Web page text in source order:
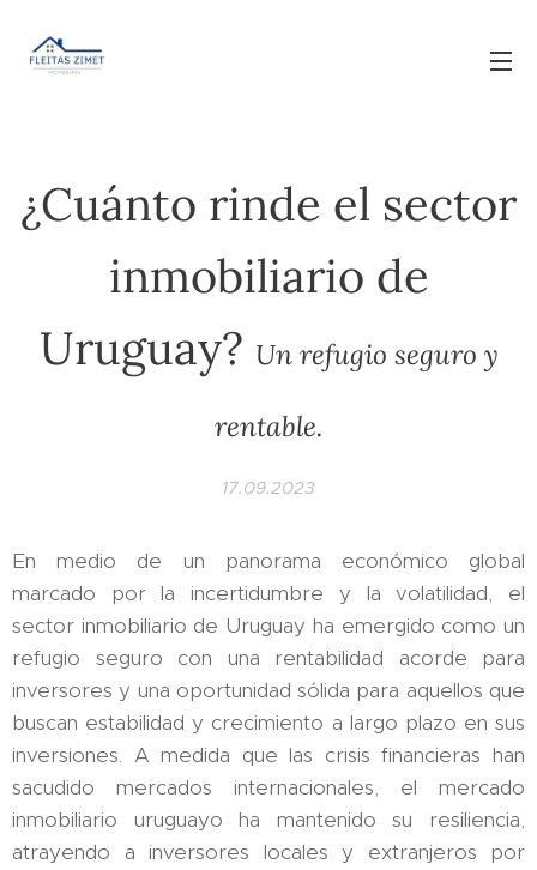
¿Cuánto rinde el sector
inmobiliario de
Uruguay? Un refugio seguro y
rentable.
17.09.2023
En medio de un panorama económico global
marcado por la incertidumbre y la volatilidad, el
sector inmobiliario de Uruguay ha emergido como un
refugio seguro con una rentabilidad acorde para
inversores y una oportunidad sólida para aquellos que
buscan estabilidad y crecimiento a largo plazo en sus
inversiones. A medida que las crisis financieras han
sacudido mercados internacionales, el mercado
inmobiliario uruguayo ha mantenido su resiliencia,
atrayendo a inversores locales y extranjeros por